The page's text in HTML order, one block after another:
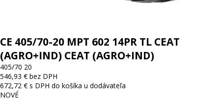
CE 405/70-20 MPT 602 14PR TL CEAT
(AGRO+IND) CEAT (AGRO+IND)
405/70 20
546,93 € bez DPH
672,72 € s DPH do košíka u dodávateľa
NOVÉ